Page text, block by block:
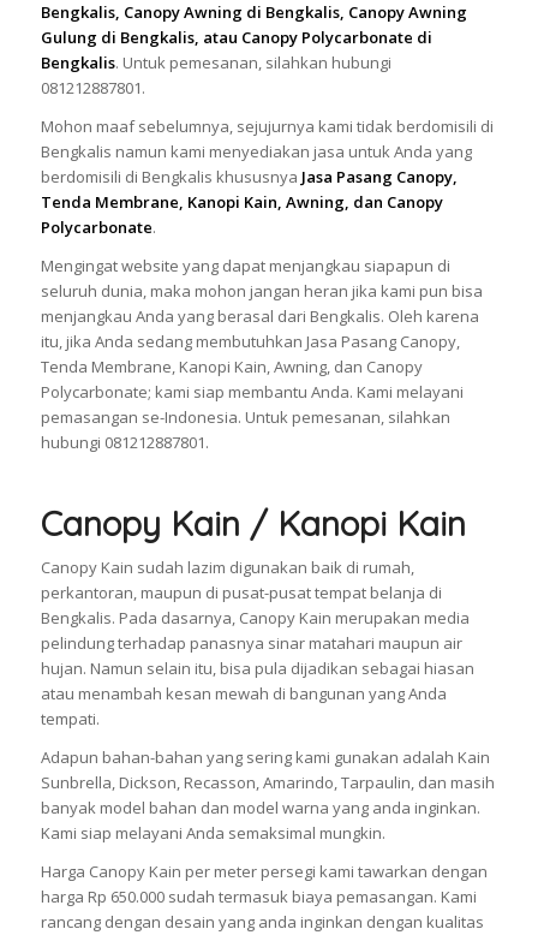
Bengkalis, Canopy Awning di Bengkalis, Canopy Awning
Gulung di Bengkalis, atau Canopy Polycarbonate di
Bengkalis. Untuk pemesanan, silahkan hubungi
081212887801.
Mohon maaf sebelumnya, sejujurnya kami tidak berdomisili di
Bengkalis namun kami menyediakan jasa untuk Anda yang
berdomisili di Bengkalis khususnya Jasa Pasang Canopy,
Tenda Membrane, Kanopi Kain, Awning, dan Canopy
Polycarbonate.
Mengingat website yang dapat menjangkau siapapun di
seluruh dunia, maka mohon jangan heran jika kami pun bisa
menjangkau Anda yang berasal dari Bengkalis. Oleh karena
itu, jika Anda sedang membutuhkan Jasa Pasang Canopy,
Tenda Membrane, Kanopi Kain, Awning, dan Canopy
Polycarbonate; kami siap membantu Anda. Kami melayani
pemasangan se-Indonesia. Untuk pemesanan, silahkan
hubungi 081212887801.
Canopy Kain / Kanopi Kain
Canopy Kain sudah lazim digunakan baik di rumah,
perkantoran, maupun di pusat-pusat tempat belanja di
Bengkalis. Pada dasarnya, Canopy Kain merupakan media
pelindung terhadap panasnya sinar matahari maupun air
hujan. Namun selain itu, bisa pula dijadikan sebagai hiasan
atau menambah kesan mewah di bangunan yang Anda
tempati.
Adapun bahan-bahan yang sering kami gunakan adalah Kain
Sunbrella, Dickson, Recasson, Amarindo, Tarpaulin, dan masih
banyak model bahan dan model warna yang anda inginkan.
Kami siap melayani Anda semaksimal mungkin.
Harga Canopy Kain per meter persegi kami tawarkan dengan
harga Rp 650.000 sudah termasuk biaya pemasangan. Kami
rancang dengan desain yang anda inginkan dengan kualitas